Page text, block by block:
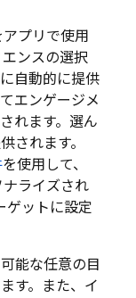
プリで使用
ンスの選択
自動的に提供
エンゲージメ
れます。選ん
されます。
を使用して、
ライズされ
ゲットに設定
能な任意の目
す。また、イ